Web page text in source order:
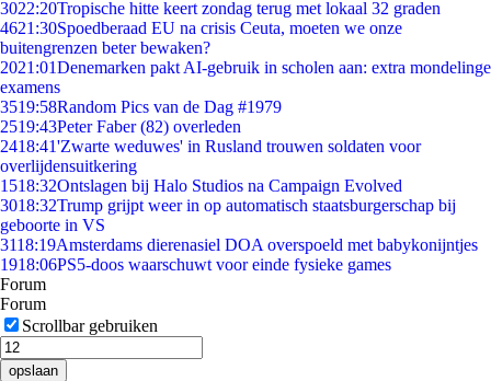
3022:20Tropische hitte keert zondag terug met lokaal 32 graden
4621:30Spoedberaad EU na crisis Ceuta, moeten we onze
buitengrenzen beter bewaken?
2021:01Denemarken pakt AI-gebruik in scholen aan: extra mondelinge
examens
3519:58Random Pics van de Dag #1979
2519:43Peter Faber (82) overleden
2418:41'Zwarte weduwes' in Rusland trouwen soldaten voor
overlijdensuitkering
1518:32Ontslagen bij Halo Studios na Campaign Evolved
3018:32Trump grijpt weer in op automatisch staatsburgerschap bij
geboorte in VS
3118:19Amsterdams dierenasiel DOA overspoeld met babykonijntjes
1918:06PS5-doos waarschuwt voor einde fysieke games
Forum
Forum
Scrollbar gebruiken
opslaan